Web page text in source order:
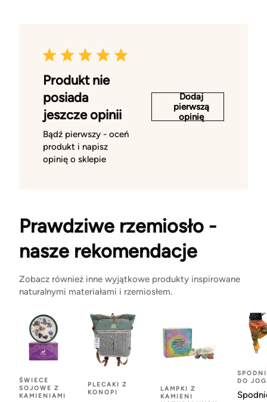
Produkt nie
posiada
jeszcze opinii
Bądź pierwszy - oceń
produkt i napisz
opinię o sklepie
Dodaj
pierwszą
opinię
Prawdziwe rzemiosło -
nasze rekomendacje
Zobacz również inne wyjątkowe produkty inspirowane
naturalnymi materiałami i rzemiosłem.
ŚWIECE
SOJOWE Z
KAMIENIAMI
PLECAKI Z
KONOPI
LAMPKI Z
KAMIENI
DO